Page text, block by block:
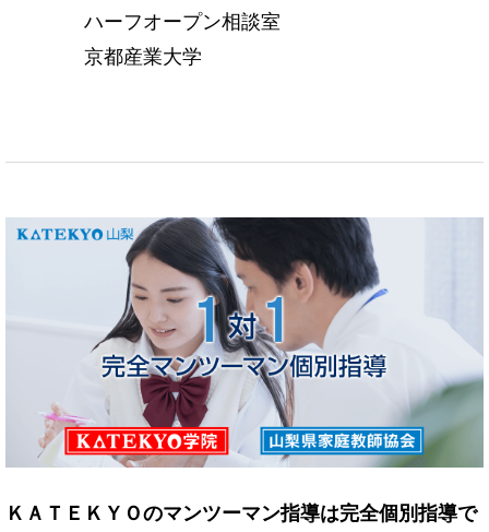
ハーフオープン相談室
京都産業大学
ＫＡＴＥＫＹＯのマンツーマン指導は完全個別指導で